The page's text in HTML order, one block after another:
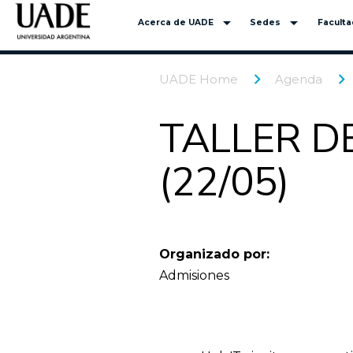
Acerca de UADE arrow_drop_down Sedes arrow_drop_down
UADE Home Agenda
TALLER
(22/05)
Organizado por:
Admisiones